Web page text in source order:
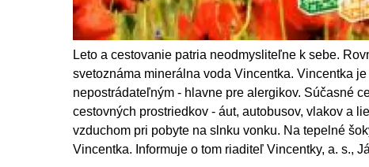
Leto a cestovanie patria neodmysliteľne k sebe.
svetoznáma minerálna voda Vincentka. Vincentka
nepostrádateľným - hlavne pre alergikov. Súčasné
cestovných prostriedkov - áut, autobusov, vlakov a
vzduchom pri pobyte na slnku vonku. Na tepelné
Vincentka. Informuje o tom riaditeľ Vincentky, a. s.,